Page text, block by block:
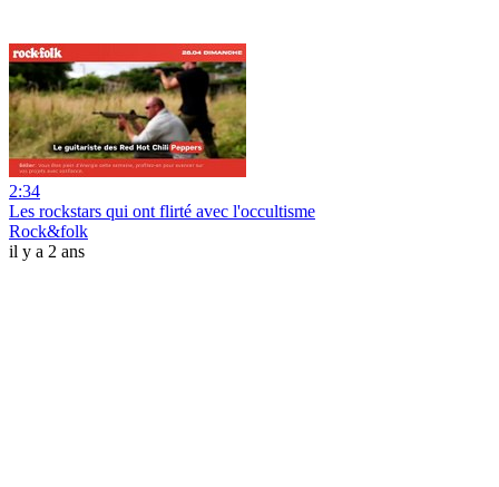
2:34
Les rockstars qui ont flirté avec l'occultisme
Rock&folk
il y a 2 ans